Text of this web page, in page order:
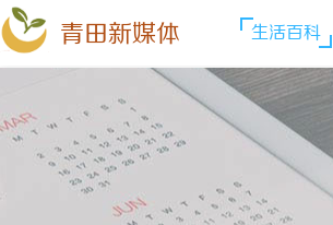
青田新媒体 生活百科